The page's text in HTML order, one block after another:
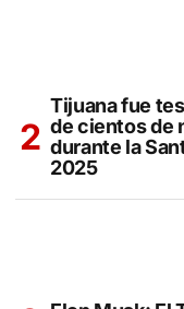
Tijuana fue
de cientos de
durante la
2025